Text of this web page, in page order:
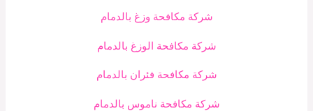
شركة مكافحة وزغ بالدمام
شركة مكافحة الوزغ بالدمام
شركة مكافحة فئران بالدمام
شركة مكافحة ناموس بالدمام